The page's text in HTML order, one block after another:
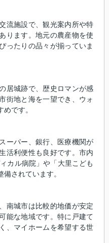
流施設で、観光案内所や特
ります。地元の農産物を使
ったりの品々が揃っていま
居城跡で、歴史ロマンが感
街地と海を一望でき、ウォ
です。
ーパー、銀行、医療機関が
活利便性も良好です。市内
カル病院」や「大里こども
されています。
南城市は比較的地価が安定
能な地域です。特に戸建て
、マイホームを希望する世